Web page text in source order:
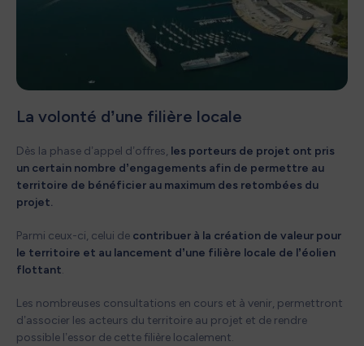
La volonté d’une filière locale
Dès la phase d’appel d’offres, les porteurs de projet ont pris
un certain nombre d’engagements afin de permettre au
territoire de bénéficier au maximum des retombées du
projet. ​
Parmi ceux-ci, celui de contribuer à la création de valeur pour
le territoire et au lancement d’une filière locale de l’éolien
flottant.
Les nombreuses consultations en cours et à venir, permettront
d’associer les acteurs du territoire au projet et de rendre
possible l’essor de cette filière localement.